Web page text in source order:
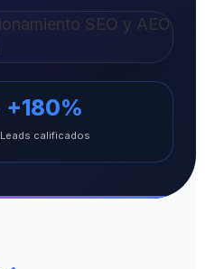
+180%
Leads calificados